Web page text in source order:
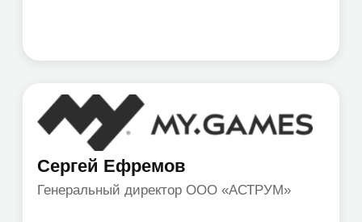
Российские
Программное обеспечение
Комплексное
импортозамещение